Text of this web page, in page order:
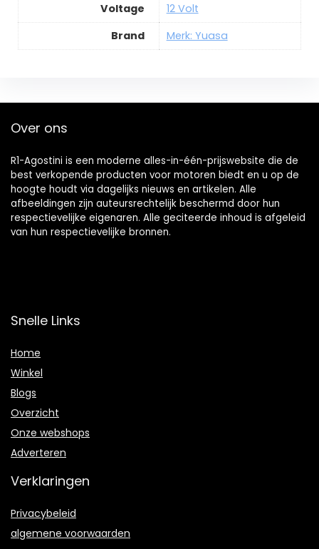
Voltage
12 Volt
Brand
Merk: Yuasa
Over ons
R1-Agostini is een moderne alles-in-één-prijswebsite die de
best verkopende producten voor motoren biedt en u op de
hoogte houdt via dagelijks nieuws en artikelen. Alle
afbeeldingen zijn auteursrechtelijk beschermd door hun
respectievelijke eigenaren. Alle geciteerde inhoud is afgeleid
van hun respectievelijke bronnen.
Snelle Links
Home
Winkel
Blogs
Overzicht
Onze webshops
Adverteren
Verklaringen
Privacybeleid
algemene voorwaarden